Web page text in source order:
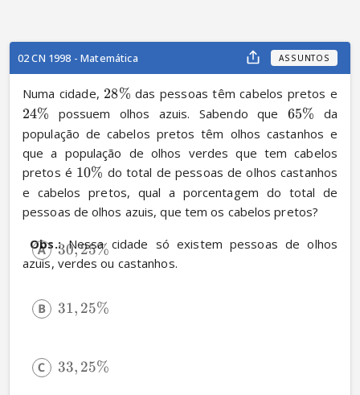
02 CN 1998 - Matemática ASSUNTOS
Numa cidade, 28% das pessoas têm cabelos pretos e
24% possuem olhos azuis. Sabendo que 65% da
população de cabelos pretos têm olhos castanhos e
que a população de olhos verdes que tem cabelos
pretos é 10% do total de pessoas de olhos castanhos
e cabelos pretos, qual a porcentagem do total de
pessoas de olhos azuis, que tem os cabelos pretos?
Obs.: Nessa cidade só existem pessoas de olhos
azuis, verdes ou castanhos.
30,25%
31, 25%
33, 25%